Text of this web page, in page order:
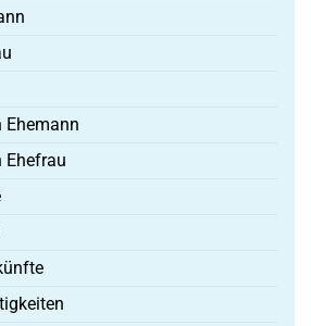
Ehemann
Ehefrau